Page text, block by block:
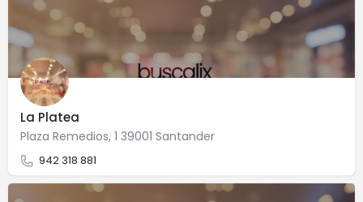
La Platea
Plaza Remedios, 1 39001 Santander
942 318 881